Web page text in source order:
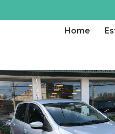
Home